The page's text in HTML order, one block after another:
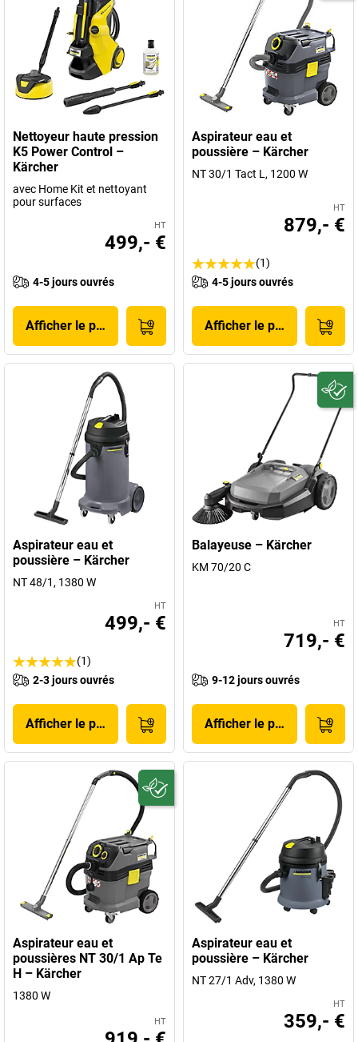
Nettoyeur haute pression
K5 Power Control –
Kärcher
avec Home Kit et nettoyant
pour surfaces
HT
499,- €
4-5 jours ouvrés
Afficher le produit
Aspirateur eau et
poussière – Kärcher
NT 30/1 Tact L, 1200 W
HT
879,- €
(1)
4-5 jours ouvrés
Afficher le produit
Aspirateur eau et
poussière – Kärcher
NT 48/1, 1380 W
HT
499,- €
(1)
2-3 jours ouvrés
Afficher le produit
Balayeuse – Kärcher
KM 70/20 C
HT
719,- €
9-12 jours ouvrés
Afficher le produit
Aspirateur eau et
poussières NT 30/1 Ap Te
H – Kärcher
1380 W
HT
Aspirateur eau et
poussière – Kärcher
NT 27/1 Adv, 1380 W
HT
359,- €